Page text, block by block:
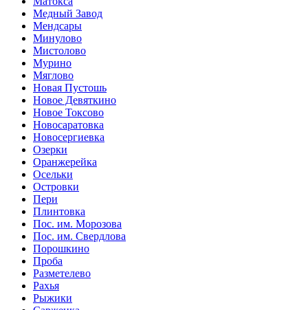
Медный Завод
Мендсары
Минулово
Мистолово
Мурино
Мяглово
Новая Пустошь
Новое Девяткино
Новое Токсово
Новосаратовка
Новосергиевка
Озерки
Оранжерейка
Осельки
Островки
Пери
Плинтовка
Пос. им. Морозова
Пос. им. Свердлова
Порошкино
Проба
Разметелево
Рахья
Рыжики